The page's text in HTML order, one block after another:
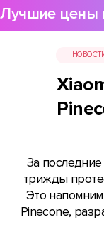
Лучшие цены
За
трижды
Это
Pinecone,